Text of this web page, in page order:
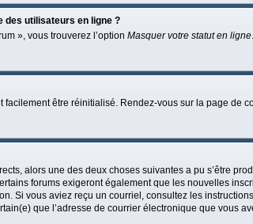
des utilisateurs en ligne ?
», vous trouverez l’option Masquer votre statut en ligne
être réinitialisé. Rendez-vous sur la page de
alors une des deux choses suivantes a pu s’être
forums exigeront également que les nouvelles
Si vous aviez reçu un courriel, consultez les
que l’adresse de courrier électronique que vous